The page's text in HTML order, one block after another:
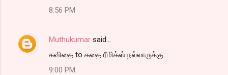
8:56 PM
Muthukumar said…
கவிதை to கதை ரீமிக்ஸ் நல்லாருக்கு...
9:00 PM